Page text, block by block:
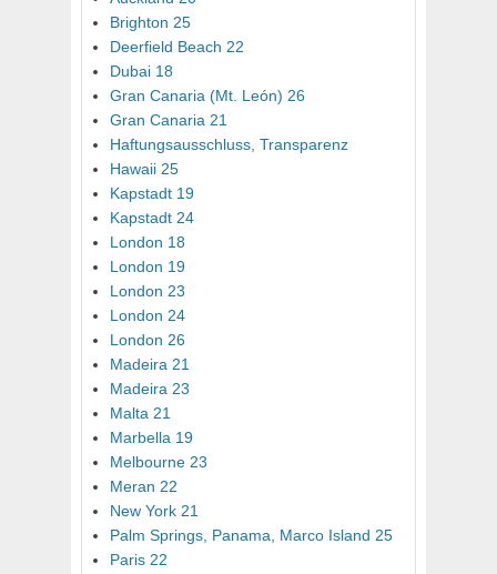
Brighton 25
Deerfield Beach 22
Dubai 18
Gran Canaria (Mt. León) 26
Gran Canaria 21
Haftungsausschluss, Transparenz
Hawaii 25
Kapstadt 19
Kapstadt 24
London 18
London 19
London 23
London 24
London 26
Madeira 21
Madeira 23
Malta 21
Marbella 19
Melbourne 23
Meran 22
New York 21
Palm Springs, Panama, Marco Island 25
Paris 22